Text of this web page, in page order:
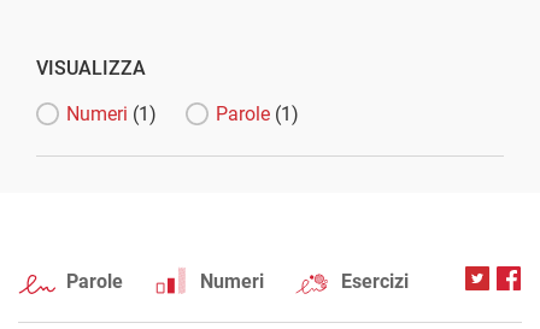
VISUALIZZA
Numeri (1) Parole (1)
Parole Numeri Esercizi